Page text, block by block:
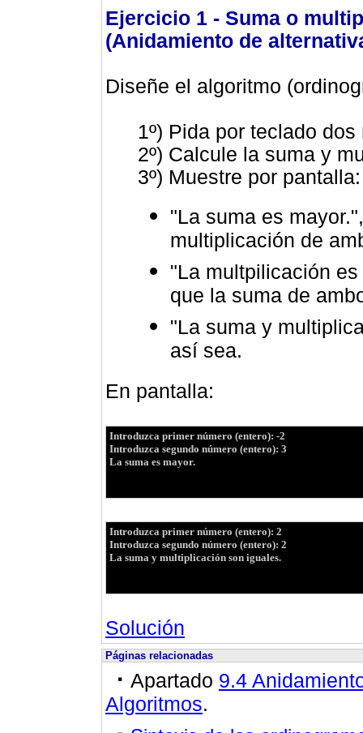
Ejercicio 1 - Suma o
(Anidamiento de
Diseñe el algoritmo
1º) Pida por teclado
2º) Calcule la suma y
3º) Muestre por pantalla:
"La suma es
multiplicación de
"La multpilicación
que la suma de
"La suma y
así sea.
En pantall a:
Introduzca primer número (entero): -2
Introduzca segundo número (entero): 3
La suma es mayor.
Introduzca primer número (entero): 2
Introduzca segundo número (entero): 2
La suma y multiplicación son iguales.
Solución
Páginas relacionadas
· Apartado 9.4
Algoritmos.